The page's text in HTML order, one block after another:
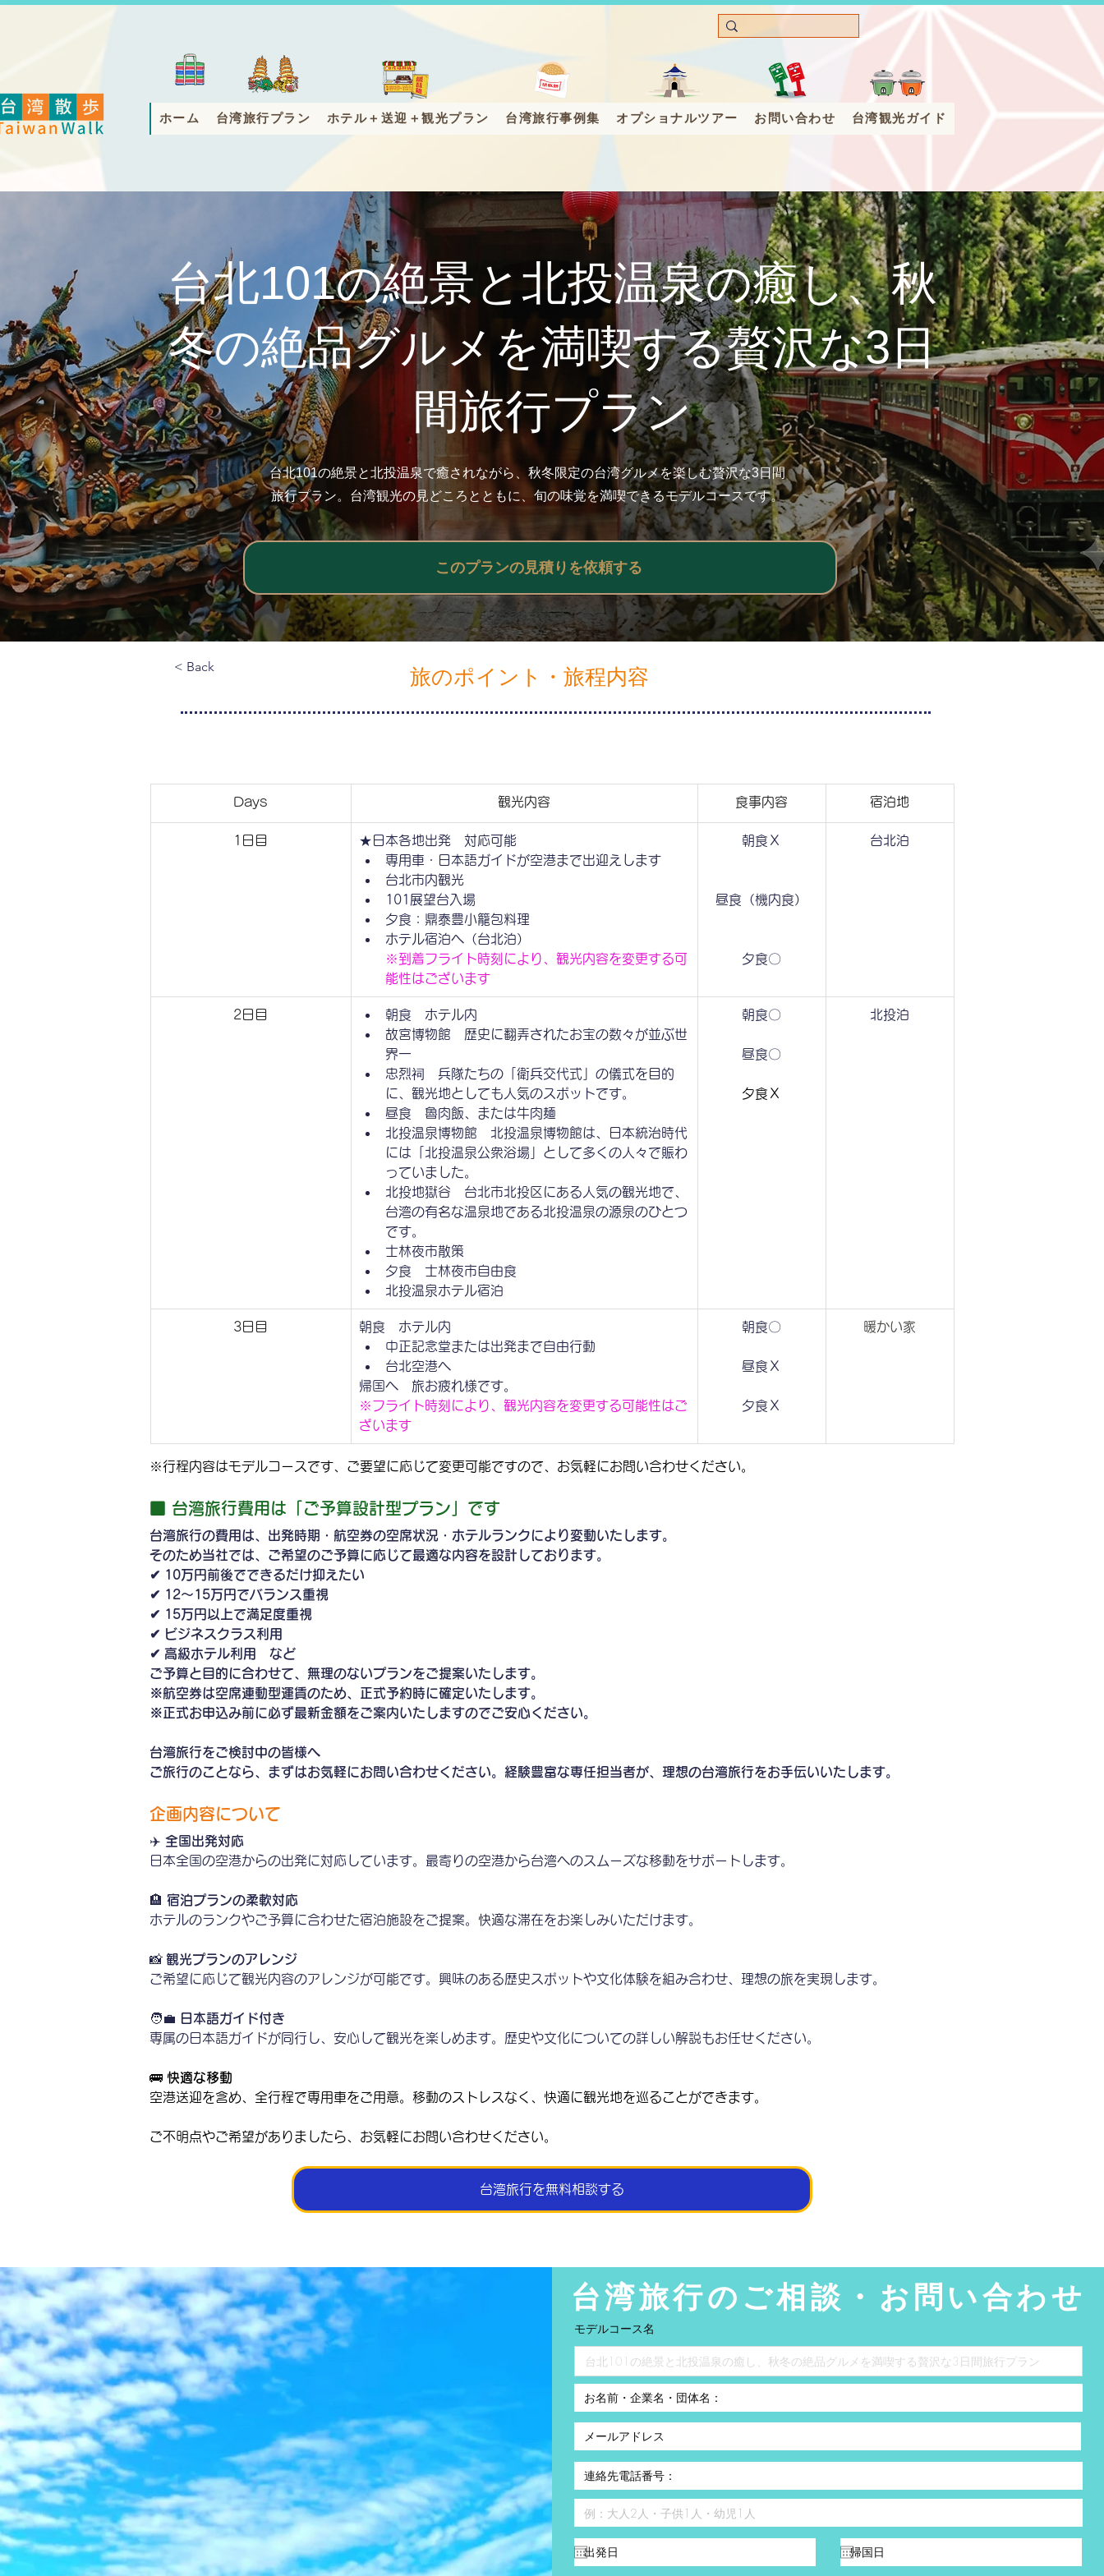
ホーム 台湾旅行プラン ホテル＋送迎＋観光プラン 台湾旅行事例集 オプショナルツアー お問い合わせ 台湾観光ガイド
台北101の絶景と北投温泉の癒し、秋
冬の絶品グルメを満喫する贅沢な3日
間旅行プラン
台北101の絶景と北投温泉で癒されながら、秋冬限定の台湾グルメを楽しむ贅沢な3日間
旅行プラン。台湾観光の見どころとともに、旬の味覚を満喫できるモデルコースです。
このプランの見積りを依頼する
< Back 旅のポイント・旅程内容
Days 観光内容 食事内容 宿泊地
1日目
★日本各地出発　対応可能
専用車・日本語ガイドが空港まで出迎えします
台北市内観光
101展望台入場
夕食：鼎泰豊小籠包料理
ホテル宿泊へ（台北泊）
※到着フライト時刻により、観光内容を変更する可
能性はございます
朝食Ｘ
昼食（機内食）
夕食〇
台北泊
2日目
朝食　ホテル内
故宮博物館　歴史に翻弄されたお宝の数々が並ぶ世
界一
忠烈祠　兵隊たちの「衛兵交代式」の儀式を目的
に、観光地としても人気のスポットです。
昼食　魯肉飯、または牛肉麺
北投温泉博物館 北投温泉博物館は、日本統治時代
には「北投温泉公衆浴場」として多くの人々で賑わ
っていました。
北投地獄谷 台北市北投区にある人気の観光地で、
台湾の有名な温泉地である北投温泉の源泉のひとつ
です。
士林夜市散策
夕食　士林夜市自由食
北投温泉ホテル宿泊
朝食〇
昼食〇
夕食Ｘ
北投泊
3日目
朝食　ホテル内
中正記念堂または出発まで自由行動
台北空港へ
帰国へ　旅お疲れ様です。
※フライト時刻により、観光内容を変更する可能性はご
ざいます
朝食〇
昼食Ｘ
夕食Ｘ
暖かい家
※行程内容はモデルコースです、ご要望に応じて変更可能ですので、お気軽にお問い合わせください。
■ 台湾旅行費用は「ご予算設計型プラン」です
台湾旅行の費用は、出発時期・航空券の空席状況・ホテルランクにより変動いたします。
そのため当社では、ご希望のご予算に応じて最適な内容を設計しております。
✔ 10万円前後でできるだけ抑えたい
✔ 12〜15万円でバランス重視
✔ 15万円以上で満足度重視
✔ ビジネスクラス利用
✔ 高級ホテル利用　など
ご予算と目的に合わせて、無理のないプランをご提案いたします。
※航空券は空席連動型運賃のため、正式予約時に確定いたします。
※正式お申込み前に必ず最新金額をご案内いたしますのでご安心ください。
台湾旅行をご検討中の皆様へ
ご旅行のことなら、まずはお気軽にお問い合わせください。経験豊富な専任担当者が、理想の台湾旅行をお手伝いいたします。
企画内容について
✈️ 全国出発対応
日本全国の空港からの出発に対応しています。最寄りの空港から台湾へのスムーズな移動をサポートします。
🏨 宿泊プランの柔軟対応
ホテルのランクやご予算に合わせた宿泊施設をご提案。快適な滞在をお楽しみいただけます。
📸 観光プランのアレンジ
ご希望に応じて観光内容のアレンジが可能です。興味のある歴史スポットや文化体験を組み合わせ、理想の旅を実現します。
🧑‍💼 日本語ガイド付き
専属の日本語ガイドが同行し、安心して観光を楽しめます。歴史や文化についての詳しい解説もお任せください。
🚌 快適な移動
空港送迎を含め、全行程で専用車をご用意。移動のストレスなく、快適に観光地を巡ることができます。
ご不明点やご希望がありましたら、お気軽にお問い合わせください。
台湾旅行を無料相談する
台湾旅行のご相談・お問い合わせ
モデルコース名